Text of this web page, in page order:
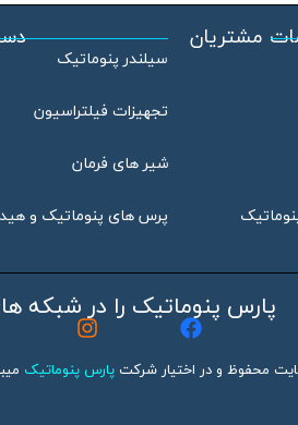
مشتریان
سیلندر پنوماتیک
تجهیزات فیلتراسیون
شیر های فرمان
پرس های پنوماتیک و
پارس پنوماتیک را در شبکه
محفوظ و در اختیار شرکتپارس پنوماتیک